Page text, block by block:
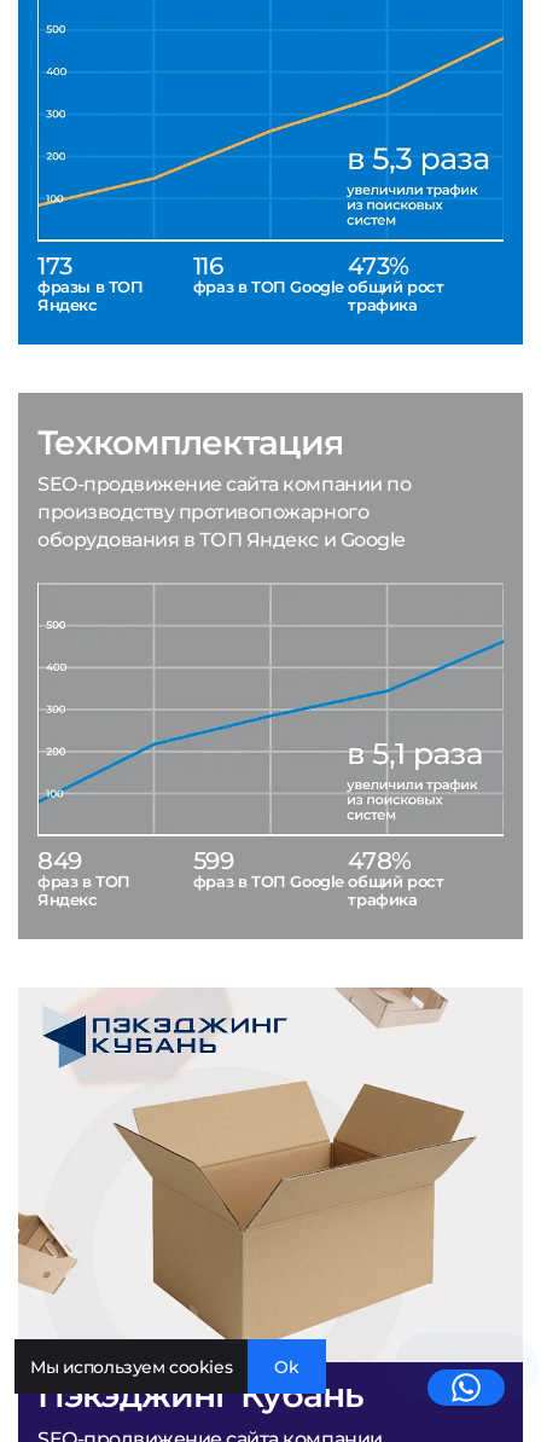
173
фразы в ТОП
Яндекс
116
фраз в ТОП Google
473%
общий рост
трафика
Пэкэджинг Кубань
Техкомплектация
SEO-продвижение сайта компании по
производству противопожарного
оборудования в ТОП Яндекс и Google
849
фраз в ТОП
Яндекс
599
фраз в ТОП Google
478%
общий рост
трафика
Мы используем cookies Ok